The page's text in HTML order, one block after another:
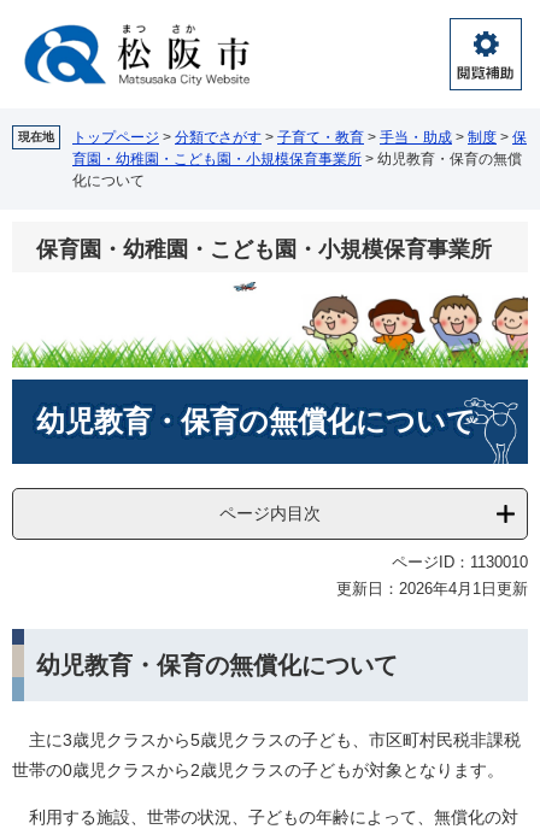
閲
覧
助
現在地 トップページ > 分類でさがす > 子育て・教育 > 手当・助成 > 制度 > 保
育園・幼稚園・こども園・小規模保育事業所 > 幼児教育・保育の無償
化について
保育園・幼稚園・こども園・小規模保育事業所
幼児教育・保育の無償化について
ページ内目次
ページID：1130010
更新日：2026年4月1日更新
幼児教育・保育の無償化について
主に3歳児クラスから5歳児クラスの子ども、市区町村民税非課税
世帯の0歳児クラスから2歳児クラスの子どもが対象となります。
利用する施設、世帯の状況、子どもの年齢によって、無償化の対